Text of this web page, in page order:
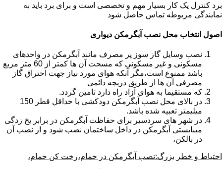
برد کنترل یک کار بسیار مهم و تخصصی است و برای برد باید به
نمایندگی مربوطه تماس حاصل شود
اصول انتخاب محل نصب آبگرمکن دیواری
نصب وسایل گاز سوز پر مصرف مانند آبگرمکن در واحدهای
مسکونی و غیر مسکونی که مسحت آن ها کمتر از 60 متر مربع
باشد ممنوع است،مگر آنکه هوای مورد نیاز جهت احتراق گاز
مصرفی آن ها از طریق دریچه دائمی
که مستقیما به هوای آزاد راه دارد تامین گردد.
در بالای محل نصب آبگرمکن دودکشی با حداقل قطر 150
میلیمتر تعبیه شده باشد.
در شهر های سردسیر برای حفاظت آبگرمکن در برابر یخ زدگی
میبایستی آبگرمکن در داخل ساختمان نصب شود و از نصب آن
در بالکن،
احتیاط و خطر بزرگ:نصب آبگرمکن در حمام،رخت کن حمام،